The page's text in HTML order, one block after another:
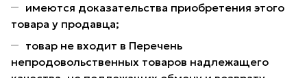
имеются доказательства приобретения этого
товара у продавца;
товар не входит в Перечень
непродовольственных товаров надлежащего